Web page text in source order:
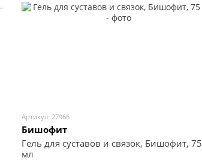
Артикул: 27966
Бишофит
Гель для суставов и связок, Бишофит, 75
мл